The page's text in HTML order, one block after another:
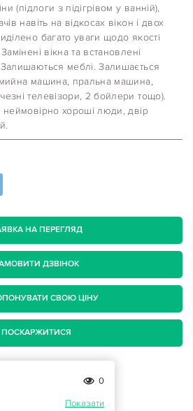
(підлоги з підігрівом у ванній),
навіть на відкосах вікон і двох
багато уваги щодо якості
вікна та встановлені
меблі. Залишається
машина, пральна машина,
телевізори, 2 бойлери тощо).
неймовірно хороші люди, двір
НА ПЕРЕГЛЯД
ДЗВІНОК
СВОЮ ЦІНУ
ПОСКАРЖИТИСЯ
0
Показати